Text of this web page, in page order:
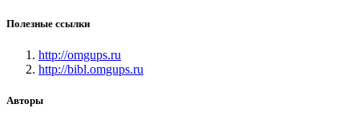
Полезные ссылки
http://omgups.ru
http://bibl.omgups.ru
Авторы